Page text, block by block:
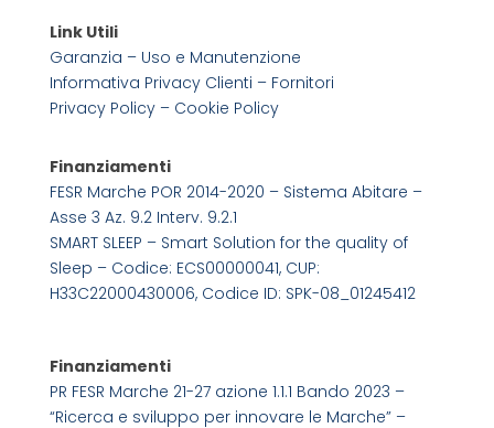
Link Utili
Garanzia – Uso e Manutenzione
Informativa Privacy Clienti – Fornitori
Privacy Policy – Cookie Policy
Finanziamenti
FESR Marche POR 2014-2020 – Sistema Abitare –
Asse 3 Az. 9.2 Interv. 9.2.1
SMART SLEEP – Smart Solution for the quality of
Sleep – Codice: ECS00000041, CUP:
H33C22000430006, Codice ID: SPK-08_01245412
Finanziamenti
PR FESR Marche 21-27 azione 1.1.1 Bando 2023 –
“Ricerca e sviluppo per innovare le Marche” –